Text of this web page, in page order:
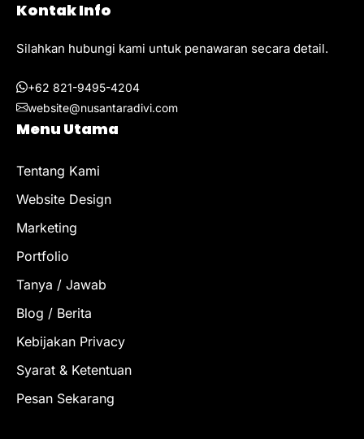
Kontak Info
Silahkan hubungi kami untuk penawaran secara detail.
+62 821-9495-4204
website@nusantaradivi.com
Menu Utama
Tentang Kami
Website Design
Marketing
Portfolio
Tanya / Jawab
Blog / Berita
Kebijakan Privacy
Syarat & Ketentuan
Pesan Sekarang